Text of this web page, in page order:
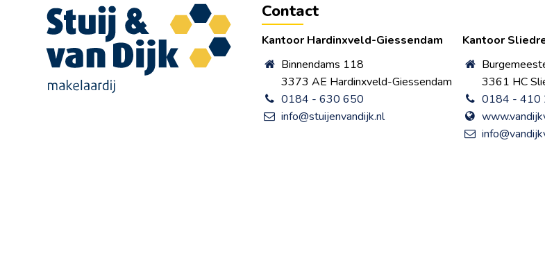
Contact
Kantoor Hardinxveld-Giessendam
Binnendams 118
3373 AE Hardinxveld-Giessendam
0184 - 630 650
info@stuijenvandijk.nl
Kantoor
3361 HC
0184 - 410